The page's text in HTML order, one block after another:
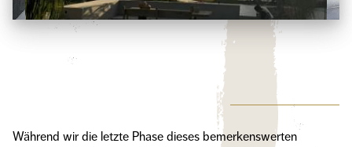
Während wir die letzte Phase dieses bemerkenswerten